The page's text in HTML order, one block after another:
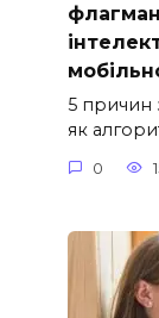
5 причин
як
0